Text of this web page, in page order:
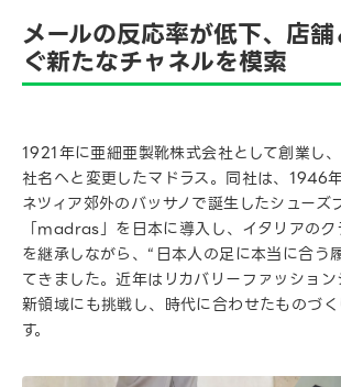
メールの反応率が低下、店
ぐ新たなチャネルを模索
1921年に亜細亜製靴株式会社として創業し
社名へと変更したマドラス。同社は、1946
ネツィア郊外のバッサノで誕生したシューズ
「madras」を日本に導入し、イタリアの
を継承しながら、“日本人の足に本当に合う
てきました。近年はリカバリーファッショ
新領域にも挑戦し、時代に合わせたものづ
す。